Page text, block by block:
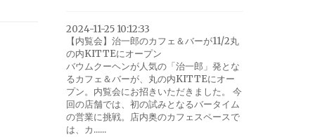
2024-11-25 10:12:33
【内覧会】治一郎のカフェ＆バーが11/2丸
の内KITTEにオープン
バウムクーヘンが人気の「治一郎」発とな
るカフェ＆バーが、丸の内KITTEにオー
プン。内覧会にお招きいただきました。 今
回の店舗では、初の試みとなるバータイム
の営業に挑戦。店内奥のカフェスペースで
は、カ......